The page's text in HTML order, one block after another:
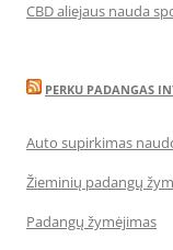
CBD aliejaus nauda
PERKU PADANGAS
Auto supirkimas
Žieminių padangų
Padangų žymėjimas